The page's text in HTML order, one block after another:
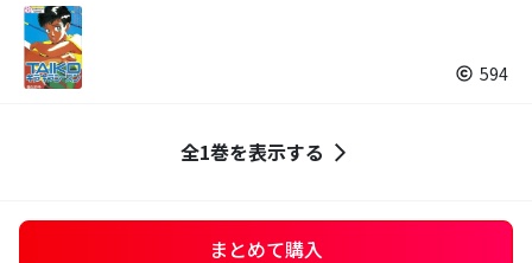
594
全1巻を表示する
まとめて購入